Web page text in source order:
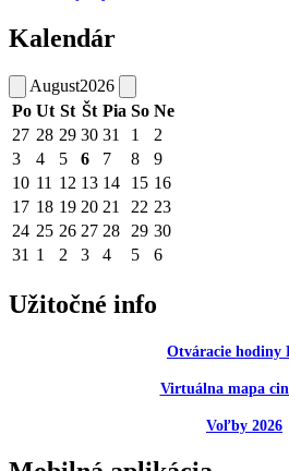
Kalendár
August2026
Po Ut St Št Pia So Ne
27 28 29 30 31 1
2
3
4 5 6 7 8
9
10 11 12 13 14 15 16
17 18 19 20 21 22 23
24 25 26 27 28 29 30
31 1 2 3 4 5 6
Užitočné info
Otváracie hodiny
Virtuálna mapa
Voľby 2026